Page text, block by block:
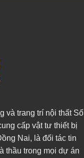
và trang trí nội thất Số
cấp vật tư thiết bị
Nai, là đối tác tin
thầu trong mọi dự án